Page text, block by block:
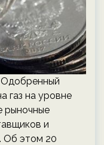
газ на уровне
рыночные
и
Об этом 20